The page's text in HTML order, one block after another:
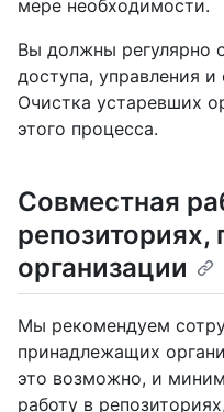
мере необходимости.
Вы должны регулярно
доступа, управления
Очистка устаревших
этого процесса.
Совместная
организации
Мы рекомендуем
принадлежащих
это возможно, и
работу в